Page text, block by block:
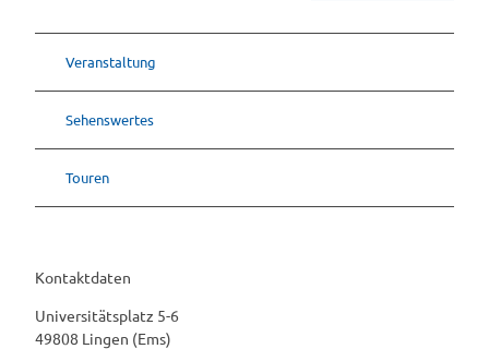
Veranstaltung
Sehenswertes
Touren
Kontaktdaten
Universitätsplatz 5-6
49808 Lingen (Ems)